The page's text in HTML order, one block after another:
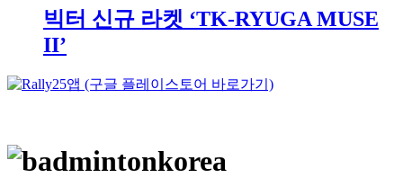
빅터 신규 라켓 ‘TK-RYUGA MUSE
II’